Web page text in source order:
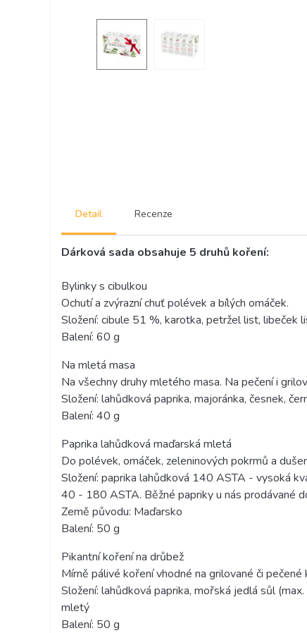
Detail Recenze
Dárková sada obsahuje 5 druhů koření:
Bylinky s cibulkou
Ochutí a zvýrazní chuť polévek a bílých omáček.
Složení: cibule 51 %, karotka, petržel list, libeček
Balení: 60 g
Na mletá masa
Na všechny druhy mletého masa. Na pečení i
Složení: lahůdková paprika, majoránka, česnek,
Balení: 40 g
Paprika lahůdková maďarská mletá
Do polévek, omáček, zeleninových pokrmů a
Složení: paprika lahůdková 140 ASTA - vysoká
40 - 180 ASTA. Běžné papriky u nás prodávané
Země původu: Maďarsko
Balení: 50 g
Pikantní koření na drůbež
Mírně pálivé koření vhodné na grilované či pečené
Složení: lahůdková paprika, mořská jedlá sůl
mletý
Balení: 50 g